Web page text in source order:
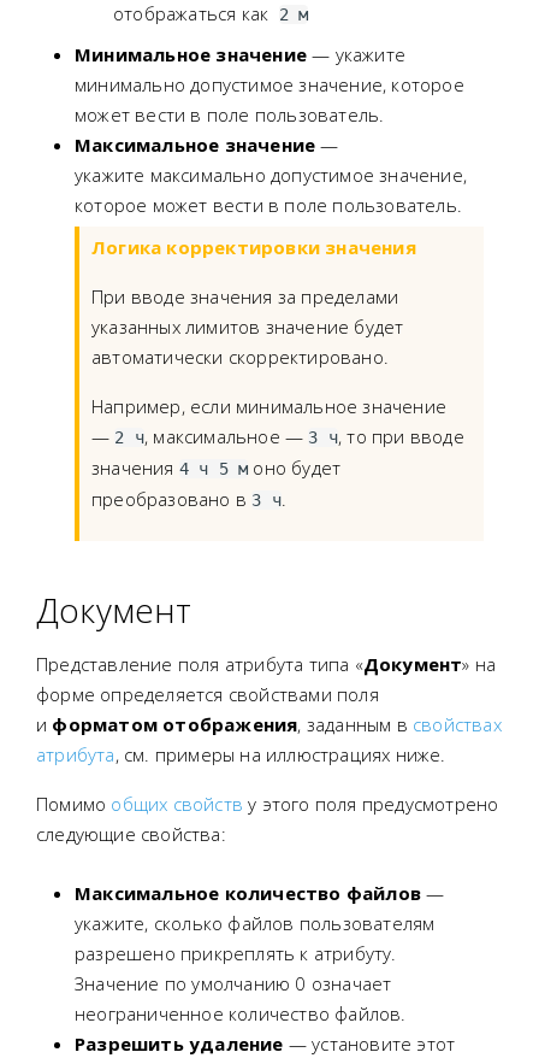
отображаться как
2 м
Минимальное значение — укажите
минимально допустимое значение, которое
может вести в поле пользователь.
Максимальное значение —
укажите максимально допустимое значение,
которое может вести в поле пользователь.
Логика корректировки значения
При вводе значения за пределами
указанных лимитов значение будет
автоматически скорректировано.
Например, если минимальное значение
— 2 ч, максимальное — 3 ч, то при вводе
значения 4 ч 5 м оно будет
преобразовано в 3 ч.
Документ
Представление поля атрибута типа «Документ» на
форме определяется свойствами поля
и форматом отображения, заданным в свойствах
атрибута, см. примеры на иллюстрациях ниже.
Помимо общих свойств у этого поля предусмотрено
следующие свойства:
Максимальное количество файлов —
укажите, сколько файлов пользователям
разрешено прикреплять к атрибуту.
Значение по умолчанию 0 означает
неограниченное количество файлов.
Разрешить удаление — установите этот